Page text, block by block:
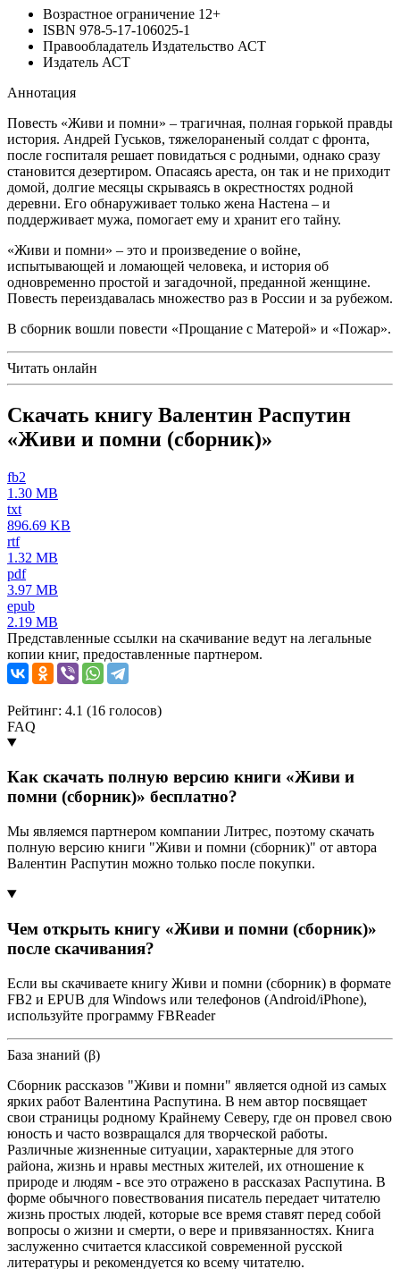
Возрастное ограничение 12+
ISBN 978-5-17-106025-1
Правообладатель Издательство АСТ
Издатель АСТ
Аннотация
Повесть «Живи и помни» – трагичная, полная горькой правды
история. Андрей Гуськов, тяжелораненый солдат с фронта,
после госпиталя решает повидаться с родными, однако сразу
становится дезертиром. Опасаясь ареста, он так и не приходит
домой, долгие месяцы скрываясь в окрестностях родной
деревни. Его обнаруживает только жена Настена – и
поддерживает мужа, помогает ему и хранит его тайну.
«Живи и помни» – это и произведение о войне,
испытывающей и ломающей человека, и история об
одновременно простой и загадочной, преданной женщине.
Повесть переиздавалась множество раз в России и за рубежом.
В сборник вошли повести «Прощание с Матерой» и «Пожар».
Читать онлайн
Скачать книгу Валентин Распутин
«Живи и помни (сборник)»
fb2
1.30 MB
txt
896.69 KB
rtf
1.32 MB
pdf
3.97 MB
epub
2.19 MB
Представленные ссылки на скачивание ведут на легальные
копии книг, предоставленные партнером.
Рейтинг: 4.1 (16 голосов)
FAQ
Как скачать полную версию книги «Живи и
помни (сборник)» бесплатно?
Мы являемся партнером компании Литрес, поэтому скачать
полную версию книги "Живи и помни (сборник)" от автора
Валентин Распутин можно только после покупки.
Чем открыть книгу «Живи и помни (сборник)»
после скачивания?
Если вы скачиваете книгу Живи и помни (сборник) в формате
FB2 и EPUB для Windows или телефонов (Android/iPhone),
используйте программу FBReader
База знаний (β)
Сборник рассказов "Живи и помни" является одной из самых
ярких работ Валентина Распутина. В нем автор посвящает
свои страницы родному Крайнему Северу, где он провел свою
юность и часто возвращался для творческой работы.
Различные жизненные ситуации, характерные для этого
района, жизнь и нравы местных жителей, их отношение к
природе и людям - все это отражено в рассказах Распутина. В
форме обычного повествования писатель передает читателю
жизнь простых людей, которые все время ставят перед собой
вопросы о жизни и смерти, о вере и привязанностях. Книга
заслуженно считается классикой современной русской
литературы и рекомендуется ко всему читателю.